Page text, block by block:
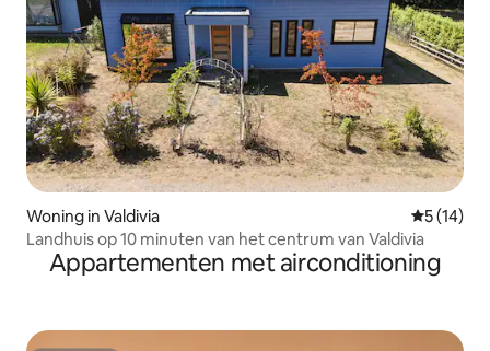
Woning in Valdivia
5 (14)
Landhuis op 10 minuten van het centrum van Valdivia
Appartementen met airconditioning